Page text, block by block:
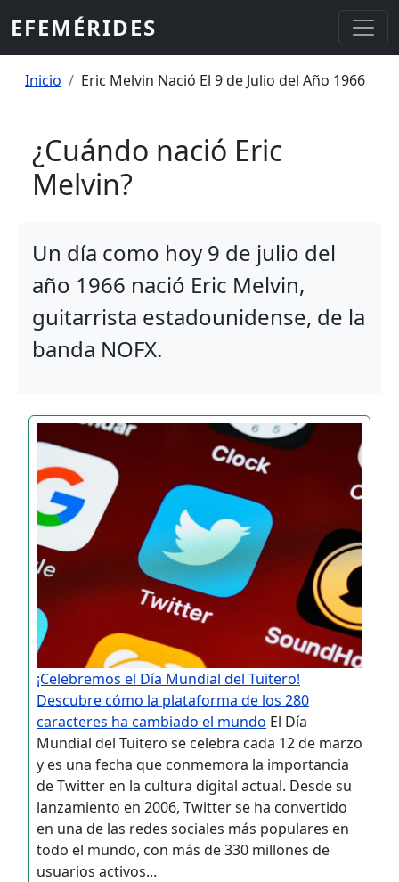
EFEMÉRIDES
Sobrescribir enlaces de ayuda a la
Inicio Eric Melvin Nació El 9 de Julio del Año 1966
¿Cuándo nació Eric
Melvin?
Un día como hoy 9 de julio del
año 1966 nació Eric Melvin,
guitarrista estadounidense, de la
banda NOFX.
¡Celebremos el Día Mundial del Tuitero!
Descubre cómo la plataforma de los 280
caracteres ha cambiado el mundo El Día
Mundial del Tuitero se celebra cada 12 de marzo
y es una fecha que conmemora la importancia
de Twitter en la cultura digital actual. Desde su
lanzamiento en 2006, Twitter se ha convertido
en una de las redes sociales más populares en
todo el mundo, con más de 330 millones de
usuarios activos...